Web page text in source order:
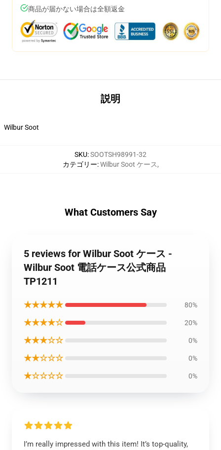
商品が届かない場合は全額返金
説明
Wilbur Soot
SKU:SOOTSH98991-32
カテゴリー:Wilbur Soot ケース,
What Customers Say
5 reviews for Wilbur Soot ケース -
Wilbur Soot 電話ケース公式商品
TP1211
★★★★★ 80%
★★★★☆ 20%
★★★☆☆ 0%
★★☆☆☆ 0%
★☆☆☆☆ 0%
I’m really impressed with this item! It’s top-quality,